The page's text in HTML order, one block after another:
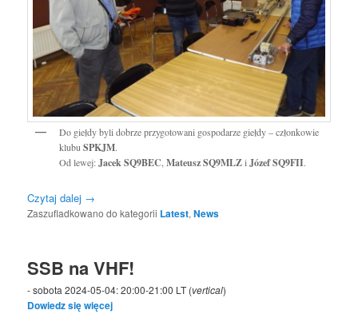
Do giełdy byli dobrze przygotowani gospodarze giełdy – członkowie
klubuSPKJM.
Od lewej:Jacek SQ9BEC Mateusz SQ9MLZi Józef SQ9FII.
Czytaj dalej →
Zaszufladkowano do kategorii Latest,News
SSB na VHF!
- sobota 2024-05-04: 20:00-21:00 LT (vertical)
Dowiedz się więcej